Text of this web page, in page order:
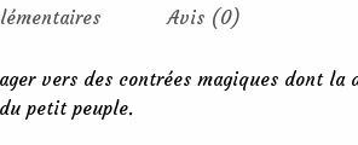
Avis (0)
vers des contrées magiques dont
petit peuple.